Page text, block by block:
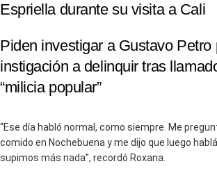
Espriella durante su visita a Cali
Piden investigar a Gustavo Petro
instigación a delinquir tras
“milicia popular”
“Ese día habló normal, como siempre. Me
comido en Nochebuena y me dijo que luego
supimos más nada”, recordó Roxana.